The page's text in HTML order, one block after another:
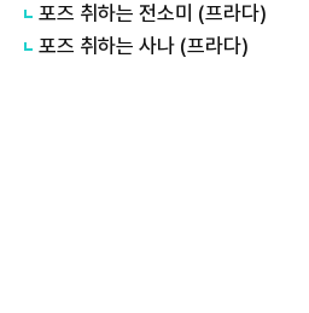
포즈 취하는 전소미 (프라다)
포즈 취하는 사나 (프라다)